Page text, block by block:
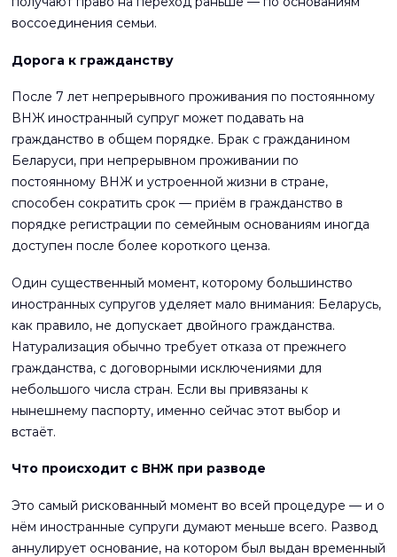
воссоединения семьи.
Дорога к гражданству
После 7 лет непрерывного проживания по постоянному
ВНЖ иностранный супруг может подавать на
гражданство в общем порядке. Брак с гражданином
Беларуси, при непрерывном проживании по
постоянному ВНЖ и устроенной жизни в стране,
способен сократить срок — приём в гражданство в
порядке регистрации по семейным основаниям иногда
доступен после более короткого ценза.
Один существенный момент, которому большинство
иностранных супругов уделяет мало внимания: Беларусь,
как правило, не допускает двойного гражданства.
Натурализация обычно требует отказа от прежнего
гражданства, с договорными исключениями для
небольшого числа стран. Если вы привязаны к
нынешнему паспорту, именно сейчас этот выбор и
встаёт.
Что происходит с ВНЖ при разводе
Это самый рискованный момент во всей процедуре — и о
нём иностранные супруги думают меньше всего. Развод
аннулирует основание, на котором был выдан временный